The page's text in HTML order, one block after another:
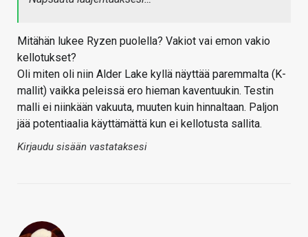
Mitähän lukee Ryzen puolella? Vakiot vai emon vakio
kellotukset?
Oli miten oli niin Alder Lake kyllä näyttää paremmalta (K-
mallit) vaikka peleissä ero hieman kaventuukin. Testin
malli ei niinkään vakuuta, muuten kuin hinnaltaan. Paljon
jää potentiaalia käyttämättä kun ei kellotusta sallita.
Kirjaudu sisään vastataksesi